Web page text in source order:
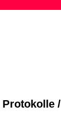
Protokolle/